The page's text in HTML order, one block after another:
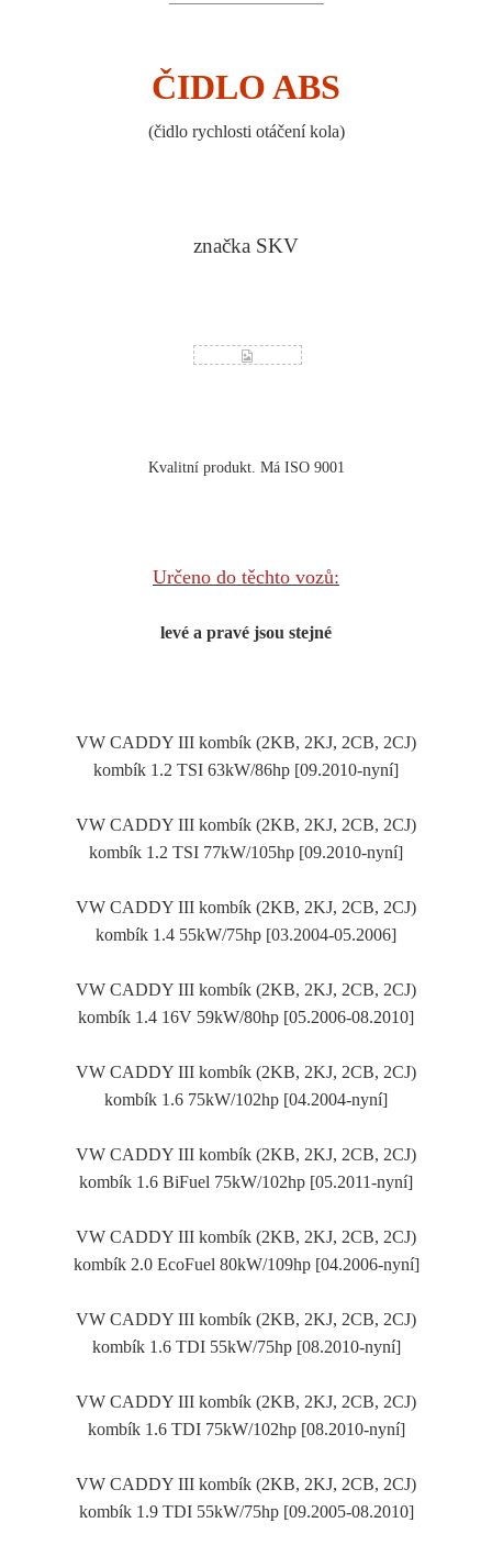
ČIDLO ABS
(čidlo rychlosti otáčení kola)
značka SKV
Kvalitní produkt. Má ISO 9001
Určeno do těchto vozů:
levé a pravé jsou stejné
VW CADDY III kombík (2KB, 2KJ, 2CB, 2CJ)
kombík 1.2 TSI 63kW/86hp [09.2010-nyní]
VW CADDY III kombík (2KB, 2KJ, 2CB, 2CJ)
kombík 1.2 TSI 77kW/105hp [09.2010-nyní]
VW CADDY III kombík (2KB, 2KJ, 2CB, 2CJ)
kombík 1.4 55kW/75hp [03.2004-05.2006]
VW CADDY III kombík (2KB, 2KJ, 2CB, 2CJ)
kombík 1.4 16V 59kW/80hp [05.2006-08.2010]
VW CADDY III kombík (2KB, 2KJ, 2CB, 2CJ)
kombík 1.6 75kW/102hp [04.2004-nyní]
VW CADDY III kombík (2KB, 2KJ, 2CB, 2CJ)
kombík 1.6 BiFuel 75kW/102hp [05.2011-nyní]
VW CADDY III kombík (2KB, 2KJ, 2CB, 2CJ)
kombík 2.0 EcoFuel 80kW/109hp [04.2006-nyní]
VW CADDY III kombík (2KB, 2KJ, 2CB, 2CJ)
kombík 1.6 TDI 55kW/75hp [08.2010-nyní]
VW CADDY III kombík (2KB, 2KJ, 2CB, 2CJ)
kombík 1.6 TDI 75kW/102hp [08.2010-nyní]
VW CADDY III kombík (2KB, 2KJ, 2CB, 2CJ)
kombík 1.9 TDI 55kW/75hp [09.2005-08.2010]